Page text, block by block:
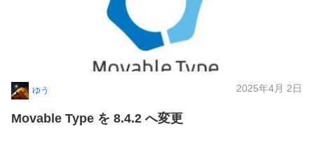
ゆう 2025年4月 2日
Movable Type を 8.4.2 へ変更